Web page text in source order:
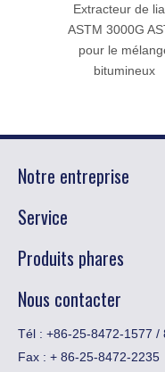
Extracteur de
ASTM 3000G
pour le
bitumineux
Notre entreprise
Service
Produits phares
Nous contacter
Tél : +86-25-8472-1577 /
Fax : ​+ 86-25-8472-2235